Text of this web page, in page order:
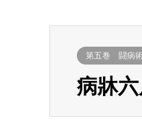
第五巻 闘病
病牀